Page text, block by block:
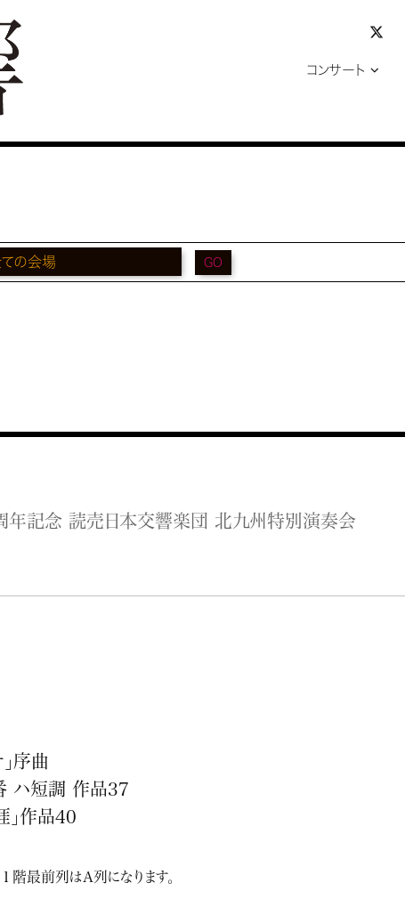
コンサート
GO
記念 読売日本交響楽団 北九州特別演奏会
」序曲
ハ短調 作品37
」作品40
階最前列はA列になります。